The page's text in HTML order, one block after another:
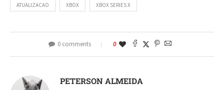
ATUALIZACAO XBOX XBOX SERIES X
0 comments 0
PETERSON ALMEIDA